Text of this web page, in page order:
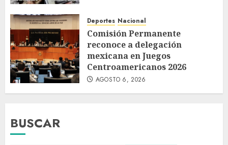
Deportes Nacional
Comisión Permanente
reconoce a delegación
mexicana en Juegos
Centroamericanos 2026
AGOSTO 6, 2026
BUSCAR